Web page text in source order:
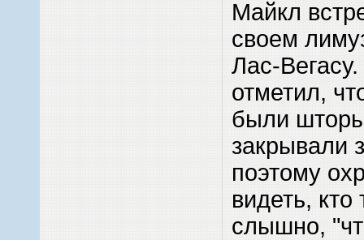
Майкл
своем
Лас-
отметил,
были
закрывали
поэтому
видеть,
слышно,